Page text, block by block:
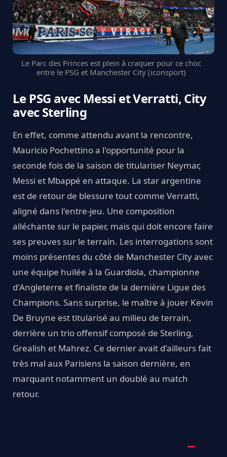
Le Parc des Princes est plein à craquer pour ce choc
entre le PSG et Manchester City (iconsport)
Le PSG avec Messi et Verratti, City
avec Sterling
En effet, comme attendu avant la rencontre,
Mauricio Pochettino a l'opportunité pour la
seconde fois de la saison de titulariser Neymar,
Messi et Mbappé en attaque. La star argentine
est de retour de blessure tout comme Verratti,
aligné dans l'entre-jeu. Une composition
alléchante sur le papier, mais qui doit encore faire
ses preuves sur le terrain. Les interrogations sont
moins présentes du côté de Manchester City avec
une équipe huilée à la Guardiola, championne
d'Angleterre et finaliste de la dernière Ligue des
Champions. Sans surprise, le maître à jouer Kevin
De Bruyne est titularisé au milieu de terrain,
derrière un trio offensif composé de Sterling,
Grealish et Mahrez. Ce dernier avait d'ailleurs fait
très mal aux Parisiens la saison dernière, en
marquant notamment un doublé au match
retour.